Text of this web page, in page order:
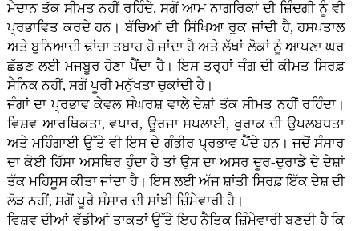
ਮੈਦਾਨ ਤੱਕ ਸੀਮਤ ਨਹੀਂ ਰਹਿੰਦੇ, ਸਗੋਂ ਆਮ ਨਾਗਰਿਕਾਂ ਦੀ ਜ਼ਿੰਦਗੀ ਨੂੰ ਵੀ
ਪ੍ਰਭਾਵਿਤ ਕਰਦੇ ਹਨ। ਬੱਚਿਆਂ ਦੀ ਸਿੱਖਿਆ ਰੁਕ ਜਾਂਦੀ ਹੈ, ਹਸਪਤਾਲ
ਅਤੇ ਬੁਨਿਆਦੀ ਢਾਂਚਾ ਤਬਾਹ ਹੋ ਜਾਂਦਾ ਹੈ ਅਤੇ ਲੱਖਾਂ ਲੋਕਾਂ ਨੂੰ ਆਪਣਾ ਘਰ
ਛੱਡਣ ਲਈ ਮਜਬੂਰ ਹੋਣਾ ਪੈਂਦਾ ਹੈ। ਇਸ ਤਰ੍ਹਾਂ ਜੰਗ ਦੀ ਕੀਮਤ ਸਿਰਫ਼
ਸੈਨਿਕ ਨਹੀਂ, ਸਗੋਂ ਪੂਰੀ ਮਨੁੱਖਤਾ ਚੁਕਾਂਦੀ ਹੈ।
ਜੰਗਾਂ ਦਾ ਪ੍ਰਭਾਵ ਕੇਵਲ ਸੰਘਰਸ਼ ਵਾਲੇ ਦੇਸ਼ਾਂ ਤੱਕ ਸੀਮਤ ਨਹੀਂ ਰਹਿੰਦਾ।
ਵਿਸ਼ਵ ਆਰਥਿਕਤਾ, ਵਪਾਰ, ਊਰਜਾ ਸਪਲਾਈ, ਖੁਰਾਕ ਦੀ ਉਪਲਬਧਤਾ
ਅਤੇ ਮਹਿੰਗਾਈ ਉੱਤੇ ਵੀ ਇਸ ਦੇ ਗੰਭੀਰ ਪ੍ਰਭਾਵ ਪੈਂਦੇ ਹਨ। ਜਦੋਂ ਸੰਸਾਰ
ਦਾ ਕੋਈ ਹਿੱਸਾ ਅਸਥਿਰ ਹੁੰਦਾ ਹੈ ਤਾਂ ਉਸ ਦਾ ਅਸਰ ਦੂਰ-ਦੁਰਾਡੇ ਦੇ ਦੇਸ਼ਾਂ
ਤੱਕ ਮਹਿਸੂਸ ਕੀਤਾ ਜਾਂਦਾ ਹੈ। ਇਸ ਲਈ ਅੱਜ ਸ਼ਾਂਤੀ ਸਿਰਫ਼ ਇੱਕ ਦੇਸ਼ ਦੀ
ਲੋੜ ਨਹੀਂ, ਸਗੋਂ ਪੂਰੇ ਸੰਸਾਰ ਦੀ ਸਾਂਝੀ ਜ਼ਿੰਮੇਵਾਰੀ ਹੈ।
ਵਿਸ਼ਵ ਦੀਆਂ ਵੱਡੀਆਂ ਤਾਕਤਾਂ ਉੱਤੇ ਇਹ ਨੈਤਿਕ ਜ਼ਿੰਮੇਵਾਰੀ ਬਣਦੀ ਹੈ ਕਿ